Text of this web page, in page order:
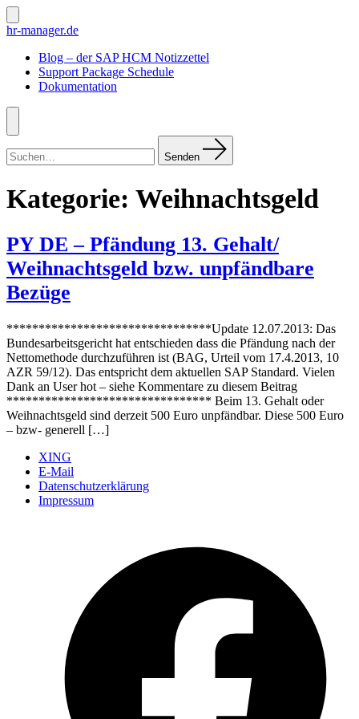
Zum
Inhalt
Suche
ein-/ausblenden
hr-manager.de
Blog – der SAP HCM Notizzettel
Support Package Schedule
Dokumentation
Menü
nach:
Senden
Kategorie: Weihnachtsgeld
PY DE – Pfändung 13. Gehalt/
Weihnachtsgeld bzw. unpfändbare
Bezüge
********************************Update 12.07.2013: Das
Bundesarbeitsgericht hat entschieden dass die Pfändung nach der
Nettomethode durchzuführen ist (BAG, Urteil vom 17.4.2013, 10
AZR 59/12). Das entspricht dem aktuellen SAP Standard. Vielen
Dank an User hot – siehe Kommentare zu diesem Beitrag
******************************** Beim 13. Gehalt oder
Weihnachtsgeld sind derzeit 500 Euro unpfändbar. Diese 500 Euro
– bzw- generell […]
XING
E-Mail
Datenschutzerklärung
Impressum